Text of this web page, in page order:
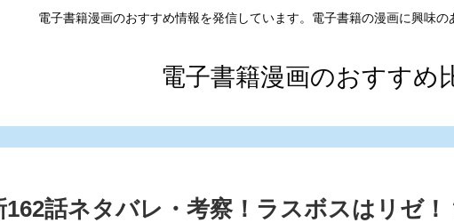
電子書籍漫画のおすすめ情報を発信しています。電子書籍の漫画に興味の
電子書籍漫画のおすすめ
162話ネタバレ・考察！ラスボスはリゼ！